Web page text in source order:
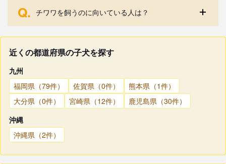
Q. チワワを飼うのに向いている人は？
近くの都道府県の子犬を探す
九州
福岡県（79件）
佐賀県（0件）
熊本県（1件）
大分県（0件）
宮崎県（12件）
鹿児島県（30件）
沖縄
沖縄県（2件）